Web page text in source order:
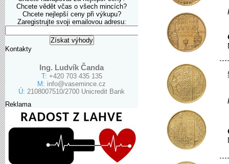
Chcete vědět včas o všech mincích?
Chcete nejlepší ceny při výkupu?
Zaregistrujte svoji emailovou adresu:
Kontakty
Ing. Ludvík Čanda
T: +420 703 435 135
M: info@vasemince.cz
Ú: 2108007510/2700 Unicredit Bank
Reklama